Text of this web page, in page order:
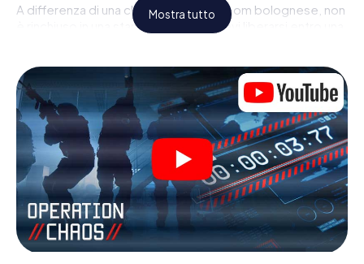
A differenza di una classica Escape Room bolognese, non
è rinchiuso in una stanza dalla quale devi liberarsi entro una
personale! Il requisito tecnico per la sua avventura da
agente a Bocholt é uno smartphone con accesso a
Internet mobile. Un clic le dà accesso alla nostra app web.
Non è necessario installare nulla per essere trascinati
nell'azione da video interattivi, minigiochi complicati e
molte altre funzionalità.
Lavori insieme con una squadra, origli le spie nemiche e
porti gli ufficiali di collegamento dalla sua parte. In questo
Escape Game a Bocholt lei e la sua squadra dovete
essere pronti a fermare i cattivi. A differenza di James
Bond and Co., tuttavia, non diventate eroi silenziosi: lei e
Mostra tutto